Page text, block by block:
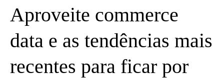
Aproveite commerce
data e as tendências mais
recentes para ficar por